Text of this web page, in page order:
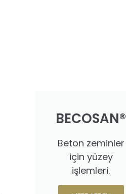
BECOSAN®
Beton zeminler
için yüzey
işlemleri.